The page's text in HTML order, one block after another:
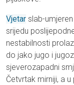
Vjetar slab-
srijedu
nestabilnosti
do jako jugo i
sjeverozapadni
Četvrtak mirniji, a